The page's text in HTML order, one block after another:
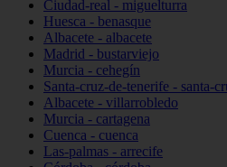
Ciudad-real - miguelturra
Huesca - benasque
Albacete - albacete
Madrid - bustarviejo
Murcia - cehegín
Santa-cruz-de-tenerife - santa-
Albacete - villarrobledo
Murcia - cartagena
Cuenca - cuenca
Las-palmas - arrecife